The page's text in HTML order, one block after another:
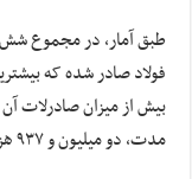
بیش از میزان
مدت، دو میلیون و ٩٣٧ هزار تن شمش فولاد (فولاد میانی) صادر شده بود.